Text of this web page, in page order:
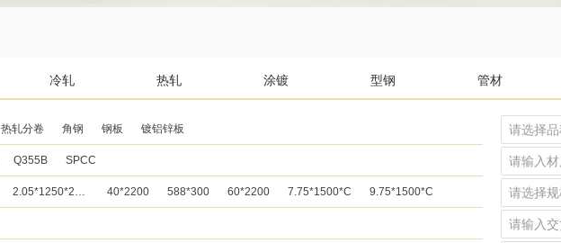
冷轧 热轧 涂镀 型钢 管材
热轧分卷 角钢 钢板 镀铝锌板 请选择品
Q355B SPCC 请输入材
2.05*1250*2500 40*2200 588*300 60*2200 7.75*1500*C 9.75*1500*C 请选择规
请输入